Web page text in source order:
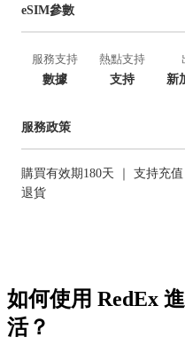
eSIM參數
服務支持
數據
熱點支持
支持
新
服務政策
購買有效期180天 ｜ 支持充
退貨
如何使用 RedEx
活？